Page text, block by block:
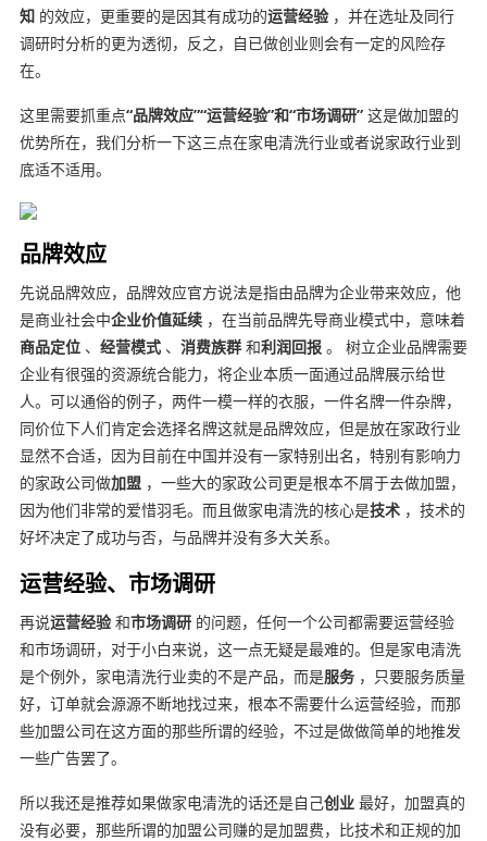
知的效应，更重要的是因其有成功的运营经验，并在选址及同行
调研时分析的更为透彻，反之，自已做创业则会有一定的风险存
在。
这里需要抓重点“品牌效应”“运营经验”和“市场调研”这是做加盟的
优势所在，我们分析一下这三点在家电清洗行业或者说家政行业到
底适不适用。
品牌效应
先说品牌效应，品牌效应官方说法是指由品牌为企业带来效应，他
是商业社会中企业价值延续，在当前品牌先导商业模式中，意味着
商品定位、 经营模式、 消费族群和利润回报。 树立企业品牌需要
企业有很强的资源统合能力，将企业本质一面通过品牌展示给世
人。可以通俗的例子，两件一模一样的衣服，一件名牌一件杂牌，
同价位下人们肯定会选择名牌这就是品牌效应，但是放在家政行业
显然不合适，因为目前在中国并没有一家特别出名，特别有影响力
的家政公司做加盟 ，一些大的家政公司更是根本不屑于去做加盟，
因为他们非常的爱惜羽毛。而且做家电清洗的核心是技术，技术的
好坏决定了成功与否，与品牌并没有多大关系。
运营经验、市场调研
再说运营经验和市场调研的问题，任何一个公司都需要运营经验
和市场调研，对于小白来说，这一点无疑是最难的。但是家电清洗
是个例外，家电清洗行业卖的不是产品，而是服务，只要服务质量
好，订单就会源源不断地找过来，根本不需要什么运营经验，而那
些加盟公司在这方面的那些所谓的经验，不过是做做简单的地推发
一些广告罢了。
所以我还是推荐如果做家电清洗的话还是自己创业最好，加盟真的
没有必要，那些所谓的加盟公司赚的是加盟费，比技术和正规的加